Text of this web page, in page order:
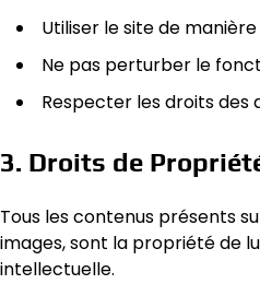
Utiliser le site de
Ne pas perturber le
Respecter les droits
3. Droits de
Tous les contenus présents
images, sont la propriété de
intellectuelle.